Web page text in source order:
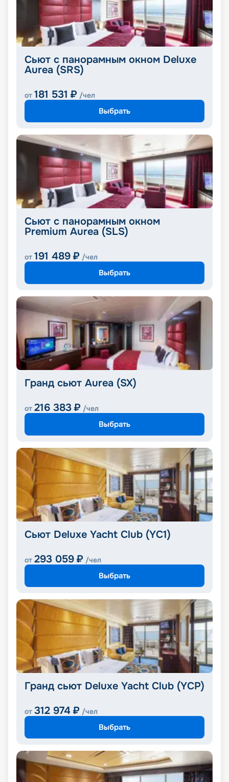
Сьют с панорамным окном Deluxe
Aurea (SRS)
от 181 531 ₽ /чел
Выбрать
Сьют с панорамным окном
Premium Aurea (SLS)
от 191 489 ₽ /чел
Выбрать
Гранд сьют Aurea (SX)
от 216 383 ₽ /чел
Выбрать
Сьют Deluxe Yacht Club (YC1)
от 293 059 ₽ /чел
Выбрать
Гранд сьют Deluxe Yacht Club (YCP)
от 312 974 ₽ /чел
Выбрать